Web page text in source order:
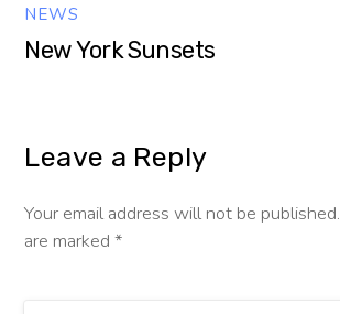
NEWS
New York Sunsets
Leave a Reply
Your email address will not be published.
are marked*